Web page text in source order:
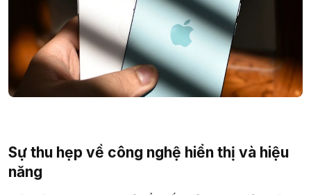
Sự thu hẹp về công nghệ hiển thị và hiệu
năng​